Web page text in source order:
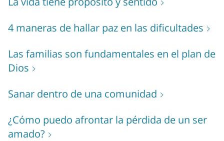
4 maneras de hallar paz en las dificultades
Las familias son fundamentales en el plan de
Dios
Sanar dentro de una comunidad
¿Cómo puedo afrontar la pérdida de un ser
amado?